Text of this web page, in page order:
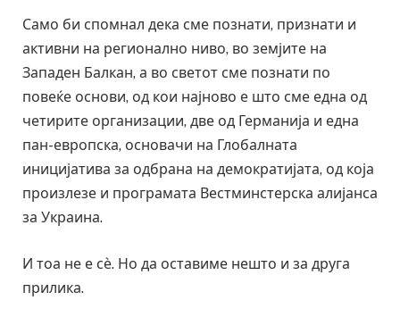
Само би спомнал дека сме познати, признати и
активни на регионално ниво, во земјите на
Западен Балкан, а во светот сме познати по
повеќе основи, од кои најново е што сме една од
четирите организации, две од Германија и една
пан-европска, основачи на Глобалната
иницијатива за одбрана на демократијата, од која
произлезе и програмата Вестминстерска алијанса
за Украина.
И тоа не е сѐ. Но да оставиме нешто и за друга
прилика.